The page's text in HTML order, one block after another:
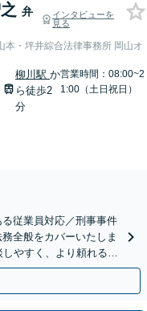
弁
インタビューを
見る
本・坪井綜合法律事務所 岡山オ
柳川駅か
ら徒歩2
分
営業時間：08:00~2
1:00（土日祝日）
従業員対応／刑事事件
全般をカバーいたしま
やすく、より頼れる存
談無料】